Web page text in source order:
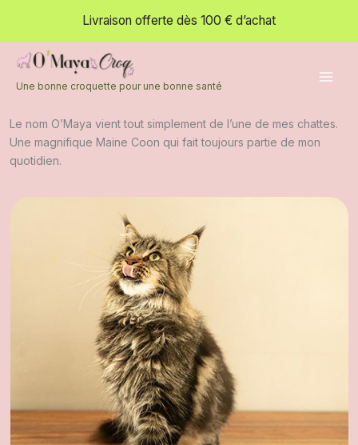
contenu
Livraison offerte dès 100 € d’achat
Une bonne croquette pour une bonne santé
Chez O’Maya Croq, tout part d’une conviction simple :
Une bonne croquette pour une bonne santé.
Parce que pour moi, les animaux ne sont pas “juste des animaux” : ils
sont des membres à part entière de ma famille.
Le nom O’Maya vient tout simplement de l’une de mes chattes.
Une magnifique Maine Coon qui fait toujours partie de mon
quotidien.